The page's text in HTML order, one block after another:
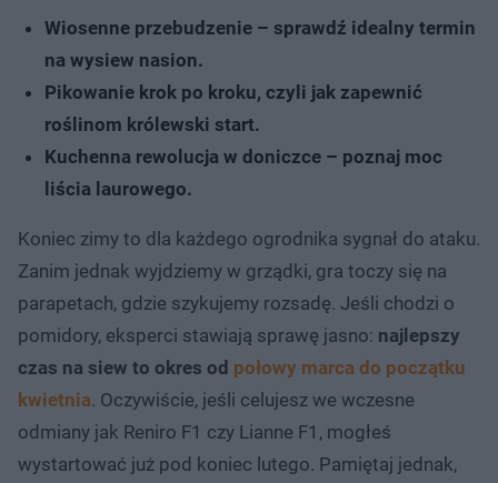
Wiosenne przebudzenie – sprawdź idealny termin
na wysiew nasion.
Pikowanie krok po kroku, czyli jak zapewnić
roślinom królewski start.
Kuchenna rewolucja w doniczce – poznaj moc
liścia laurowego.
Koniec zimy to dla każdego ogrodnika sygnał do ataku.
Zanim jednak wyjdziemy w grządki, gra toczy się na
parapetach, gdzie szykujemy rozsadę. Jeśli chodzi o
pomidory, eksperci stawiają sprawę jasno: najlepszy
czas na siew to okres od połowy marca do początku
kwietnia. Oczywiście, jeśli celujesz we wczesne
odmiany jak Reniro F1 czy Lianne F1, mogłeś
wystartować już pod koniec lutego. Pamiętaj jednak,